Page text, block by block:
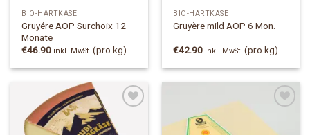
BIO-HARTKÄSE
Gruyére AOP Surchoix 12
Monate
€46.90 inkl. MwSt. (pro kg)
BIO-HARTKÄSE
Gruyère mild AOP 6 Mon.
€42.90 inkl. MwSt. (pro kg)